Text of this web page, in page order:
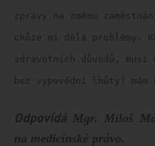
zprávy na změnu
chůze mi dělá problémy.
zdravotních důvodů, musí
bez vypovědní lhůty?
Odpovídá Mgr. Miloš
na medicínské právo.